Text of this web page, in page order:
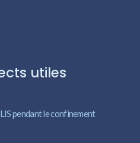
utiles
pendant le confinement